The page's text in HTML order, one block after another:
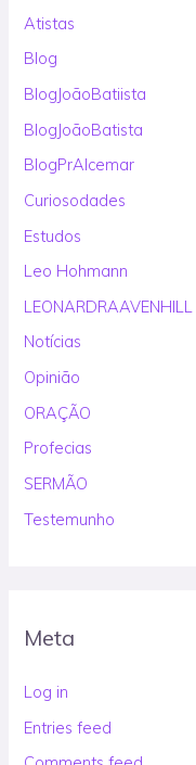
Atistas
Blog
BlogJoãoBatiista
BlogJoãoBatista
BlogPrAlcemar
Curiosodades
Estudos
Leo Hohmann
LEONARDRAAVENHILL
Notícias
Opinião
ORAÇÃO
Profecias
SERMÃO
Testemunho
Meta
Log in
Entries feed